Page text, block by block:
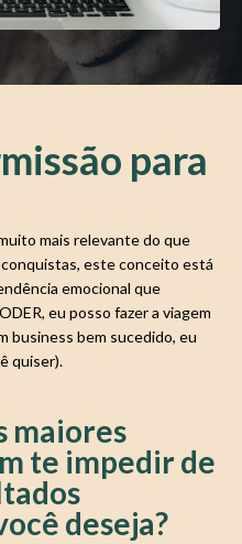
para
mais relevante do que
este conceito está
emocional que
eu posso fazer a viagem
business bem sucedido, eu
quiser).
maiores
te impedir de
deseja?